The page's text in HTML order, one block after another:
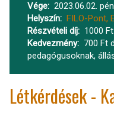
Vége
2023.06.02.
Helyszín
FILO-Pont,
Részvételi díj
1000 Ft
Kedvezmény
700 Ft
pedagógusoknak,
Létkérdések -